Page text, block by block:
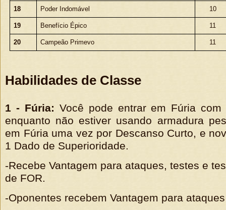
18 Poder Indomável 10
19 Benefício Épico 11
20 Campeão Primevo 11
Habilidades de Classe
1 - Fúria: Você pode entrar em Fúria
enquanto não estiver usando armadura
em Fúria uma vez por Descanso Curto, e
1 Dado de Superioridade.
-Recebe Vantagem para ataques, testes e
de FOR.
-Oponentes recebem Vantagem para